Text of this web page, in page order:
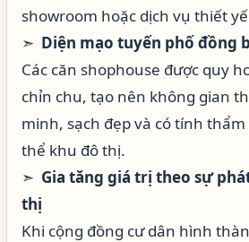
showroom hoặc dịch vụ thiết
➣ Diện mạo tuyến phố đồng
Các căn shophouse được quy
chỉn chu, tạo nên không gian
minh, sạch đẹp và có tính
thể khu đô thị.
➣ Gia tăng giá trị theo sự
thị
Khi cộng đồng cư dân hình